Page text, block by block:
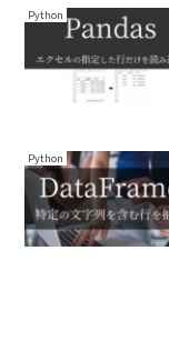
Python
Python